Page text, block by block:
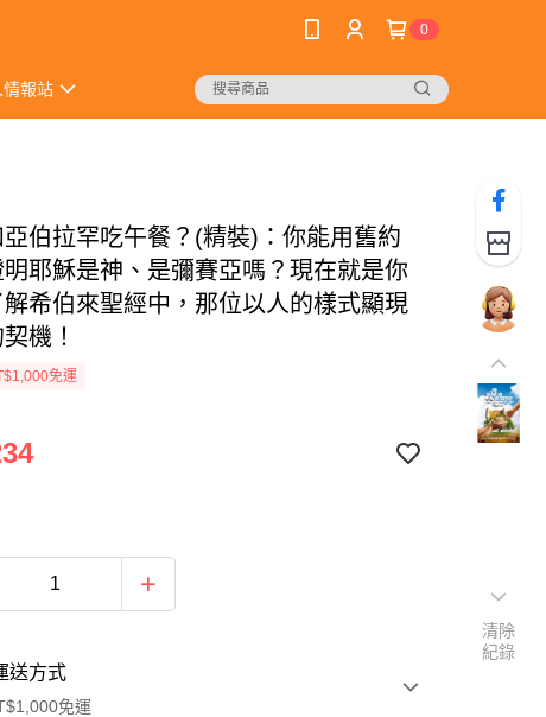
0
情報站
伯拉罕吃午餐？(精裝)：你能用舊約
耶穌是神、是彌賽亞嗎？現在就是你
希伯來聖經中，那位以人的樣式顯現
機！
免運
送方式
免運
清除
紀錄